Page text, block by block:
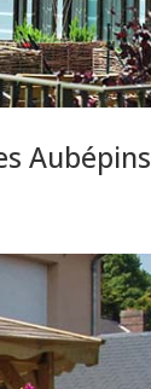
Aubépins